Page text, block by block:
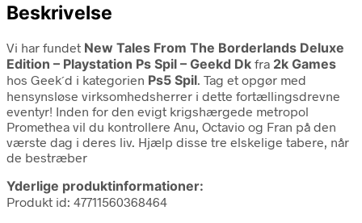
Beskrivelse
Vi har fundet New Tales From The Borderlands Deluxe
Edition – Playstation Ps Spil – Geekd Dk fra 2k Games
hos Geek´d i kategorien Ps5 Spil. Tag et opgør med
hensynsløse virksomhedsherrer i dette fortællingsdrevne
eventyr! Inden for den evigt krigshærgede metropol
Promethea vil du kontrollere Anu, Octavio og Fran på den
værste dag i deres liv. Hjælp disse tre elskelige tabere, når
de bestræber
Yderlige produktinformationer:
Produkt id: 47711560368464